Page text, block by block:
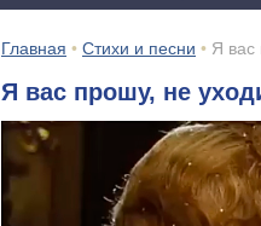
Главная • Стихи и песни • Я вас
Я вас прошу, не